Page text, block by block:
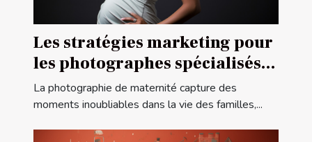
Les stratégies marketing pour
les photographes spécialisés
dans la maternité
La photographie de maternité capture des
moments inoubliables dans la vie des familles,...